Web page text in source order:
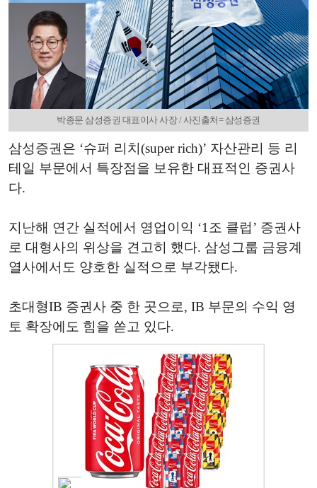
박종문 삼성증권 대표이사 사장 / 사진출처= 삼성증권
삼성증권은 ‘슈퍼 리치(super rich)’ 자산관리 등 리
테일 부문에서 특장점을 보유한 대표적인 증권사
다.
지난해 연간 실적에서 영업이익 ‘1조 클럽’ 증권사
로 대형사의 위상을 견고히 했다. 삼성그룹 금융계
열사에서도 양호한 실적으로 부각됐다.
초대형IB 증권사 중 한 곳으로, IB 부문의 수익 영
토 확장에도 힘을 쏟고 있다.